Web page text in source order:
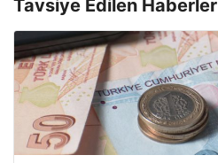
Tavsiye Edilen Haberler